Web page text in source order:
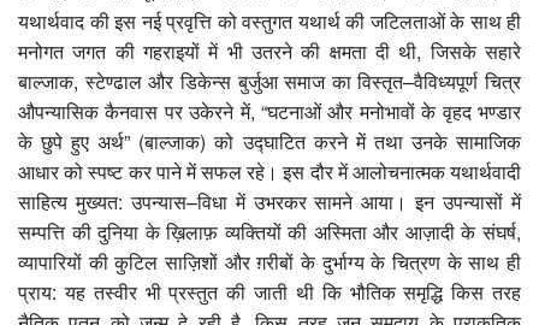
यथार्थवाद की इस नई प्रवृत्ति को वस्तुगत यथार्थ की जटिलताओं के साथ ही
मनोगत जगत की गहराइयों में भी उतरने की क्षमता दी थी, जिसके सहारे
बाल्जाक, स्टेण्ढाल और डिकेन्स बुर्जुआ समाज का विस्तृत–वैविध्यपूर्ण चित्र
औपन्यासिक कैनवास पर उकेरने में, “घटनाओं और मनोभावों के वृहद भण्डार
के छुपे हुए अर्थ” (बाल्जाक) को उद्घाटित करने में तथा उनके सामाजिक
आधार को स्पष्ट कर पाने में सफल रहे। इस दौर में आलोचनात्मक यथार्थवादी
साहित्य मुख्यत: उपन्यास–विधा में उभरकर सामने आया। इन उपन्यासों में
सम्पत्ति की दुनिया के ख़िलाफ़ व्यक्तियों की अस्मिता और आज़ादी के संघर्ष,
व्यापारियों की कुटिल साज़िशों और ग़रीबों के दुर्भाग्य के चित्रण के साथ ही
प्राय: यह तस्वीर भी प्रस्तुत की जाती थी कि भौतिक समृद्धि किस तरह